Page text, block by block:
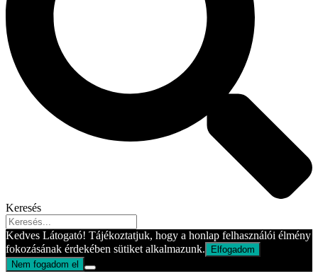
Keresés
Kedves Látogató! Tájékoztatjuk, hogy a honlap felhasználói élmény
fokozásának érdekében sütiket alkalmazunk.
Elfogadom
Nem fogadom el